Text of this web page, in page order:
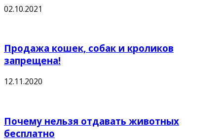
02.10.2021
Продажа кошек, собак и кроликов
запрещена!
12.11.2020
Почему нельзя отдавать животных
бесплатно